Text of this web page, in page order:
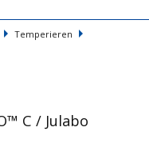
Temperieren
C / Julabo